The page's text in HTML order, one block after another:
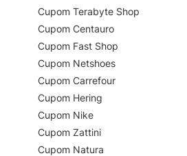
Cupom Terabyte Shop
Cupom Centauro
Cupom Fast Shop
Cupom Netshoes
Cupom Carrefour
Cupom Hering
Cupom Nike
Cupom Zattini
Cupom Natura